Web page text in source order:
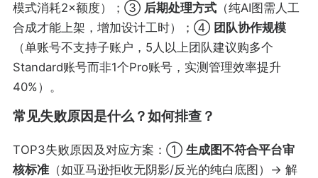
模式消耗2×额度）；③ 后期处理方式（纯AI图需人工
合成才能上架，增加设计工时）；④ 团队协作规模
（单账号不支持子账户，5人以上团队建议购多个
Standard账号而非1个Pro账号，实测管理效率提升
40%）。
常见失败原因是什么？如何排查？
TOP3失败原因及对应方案：① 生成图不符合平台审
核标准（如亚马逊拒收无阴影/反光的纯白底图）→ 解